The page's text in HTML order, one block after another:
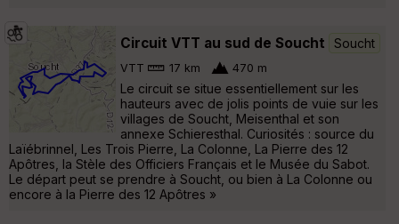
Circuit VTT au sud de Soucht Soucht
VTT 17 km 470 m
Le circuit se situe essentiellement sur les
hauteurs avec de jolis points de vuie sur les
villages de Soucht, Meisenthal et son
annexe Schieresthal. Curiosités : source du
Laïébrinnel, Les Trois Pierre, La Colonne, La Pierre des 12
Apôtres, la Stèle des Officiers Français et le Musée du Sabot.
Le départ peut se prendre à Soucht, ou bien à La Colonne ou
encore à la Pierre des 12 Apôtres »